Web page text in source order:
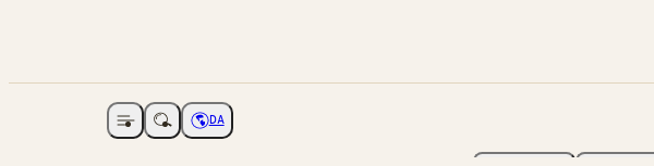
Åbne navigationVælg sprog
DA